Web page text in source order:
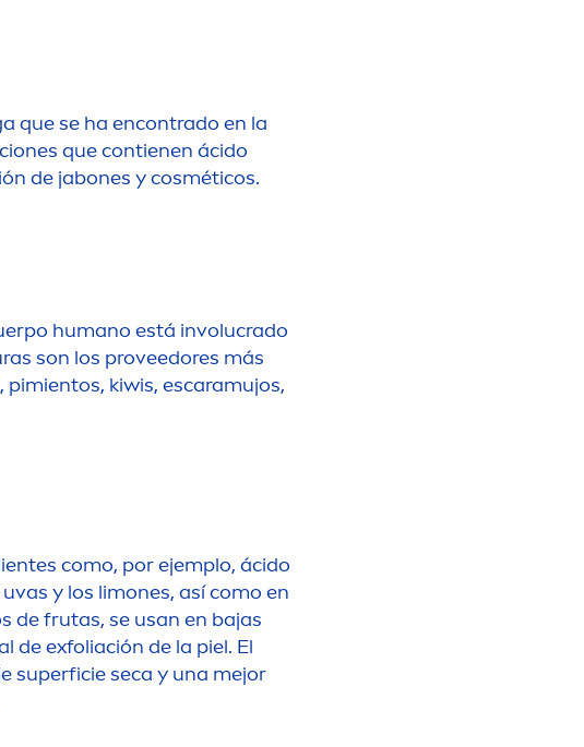
que se ha encontrado en la
que contienen ácido
de jabones y cosméticos.
humano está involucrado
son los proveedores más
pimientos, kiwis, escaramujos,
como, por ejemplo, ácido
y los limones, así como en
de frutas, se usan en bajas
de exfoliación de la piel. El
superficie seca y una mejor